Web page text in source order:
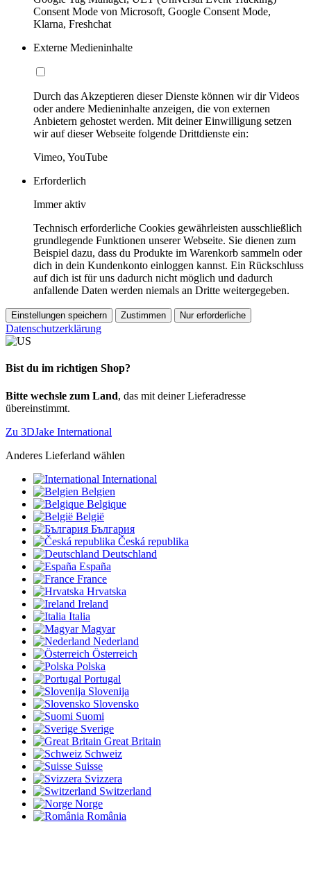
Consent Mode von Microsoft, Google Consent Mode,
Klarna, Freshchat
Externe Medieninhalte
Durch das Akzeptieren dieser Dienste können wir dir Videos
oder andere Medieninhalte anzeigen, die von externen
Anbietern gehostet werden. Mit deiner Einwilligung setzen
wir auf dieser Webseite folgende Drittdienste ein:
Vimeo, YouTube
Erforderlich
Immer aktiv
Technisch erforderliche Cookies gewährleisten ausschließlich
grundlegende Funktionen unserer Webseite. Sie dienen zum
Beispiel dazu, dass du Produkte im Warenkorb sammeln oder
dich in dein Kundenkonto einloggen kannst. Ein Rückschluss
auf dich ist für uns dadurch nicht möglich und dadurch
anfallende Daten werden niemals an Dritte weitergegeben.
Einstellungen speichern Zustimmen Nur erforderliche
Datenschutzerklärung
Bist du im richtigen Shop?
Bitte wechsle zum Land, das mit deiner Lieferadresse
übereinstimmt.
Zu 3DJake International
Anderes Lieferland wählen
International
Belgien
Belgique
België
България
Česká republika
Deutschland
España
France
Hrvatska
Ireland
Italia
Magyar
Nederland
Österreich
Polska
Portugal
Slovenija
Slovensko
Suomi
Sverige
Great Britain
Schweiz
Suisse
Svizzera
Switzerland
Norge
România